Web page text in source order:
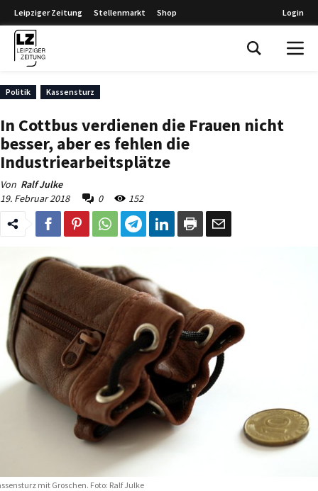
Leipziger Zeitung Stellenmarkt Shop Login
Politik Kassensturz
In Cottbus verdienen die Frauen nicht
besser, aber es fehlen die
Industriearbeitsplätze
Von Ralf Julke
19. Februar 2018
0 152
mit Groschen. Foto: Ralf Julke